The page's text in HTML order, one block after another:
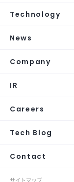
Technology
News
Company
IR
Careers
Tech Blog
Contact
サイトマップ